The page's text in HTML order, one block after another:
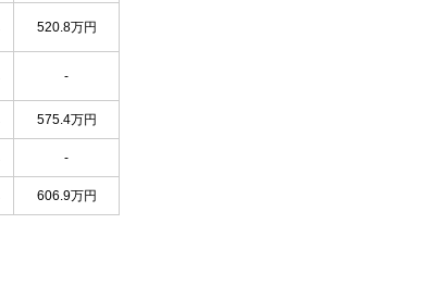
520.8万円
-
575.4万円
-
606.9万円